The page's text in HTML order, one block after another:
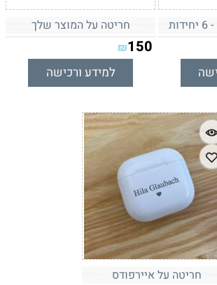
חריטה על המוצר שלך
₪150
למידע ורכישה
חריטה על איירפודס